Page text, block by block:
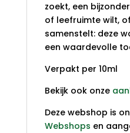
zoekt, een
of leefruimte wilt,
samenstelt: deze
een waardevolle
Verpakt per 10ml
Bekijk ook onze
Deze webshop is
Webshops en